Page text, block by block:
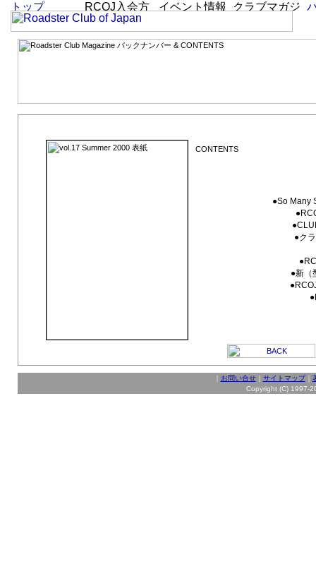
●So Many
●ク
●新（
お問い合せ｜ サイトマップ｜
Copyright (C) 1997-